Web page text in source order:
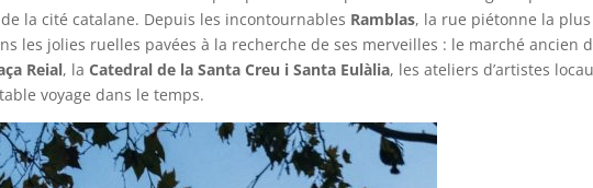
la cité catalane. Depuis les incontournables Ramblas, la rue piétonne la plus
les jolies ruelles pavées à la recherche de ses merveilles : le marché ancien
Reial, laCatedral de la Santa Creu i Santa Eulàlia, les ateliers d’artistes
voyage dans le temps.